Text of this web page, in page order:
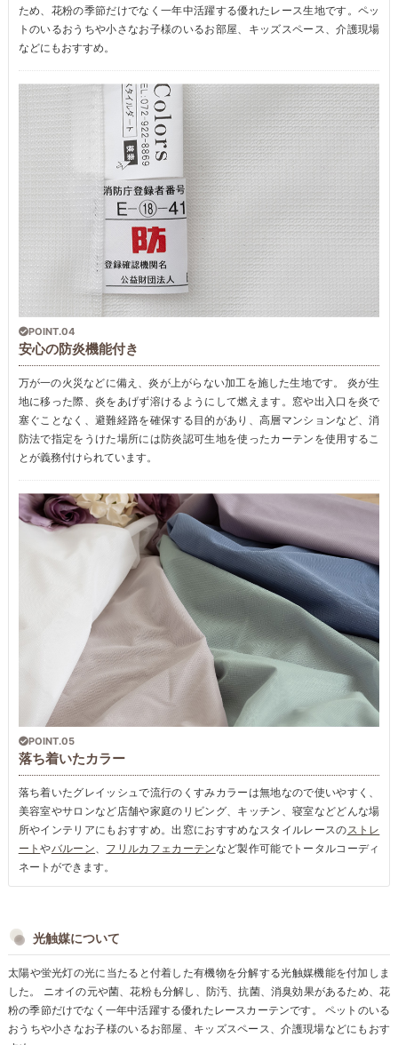
ため、花粉の季節だけでなく一年中活躍する優れたレース生地です。ペッ
トのいるおうちや小さなお子様のいるお部屋、キッズスペース、介護現場
などにもおすすめ。
POINT.04
安心の防炎機能付き
万が一の火災などに備え、炎が上がらない加工を施した生地です。 炎が生
地に移った際、炎をあげず溶けるようにして燃えます。窓や出入口を炎で
塞ぐことなく、避難経路を確保する目的があり、高層マンションなど、消
防法で指定をうけた場所には防炎認可生地を使ったカーテンを使用するこ
とが義務付けられています。
POINT.05
落ち着いたカラー
落ち着いたグレイッシュで流行のくすみカラーは無地なので使いやすく、
美容室やサロンなど店舗や家庭のリビング、キッチン、寝室などどんな場
所やインテリアにもおすすめ。出窓におすすめなスタイルレースのストレ
ートやバルーン、 フリルカフェカーテンなど製作可能でトータルコーディ
ネートができます。
光触媒について
太陽や蛍光灯の光に当たると付着した有機物を分解する光触媒機能を付加しま
した。 ニオイの元や菌、花粉も分解し、防汚、抗菌、消臭効果があるため、花
粉の季節だけでなく一年中活躍する優れたレースカーテンです。 ペットのいる
おうちや小さなお子様のいるお部屋、キッズスペース、介護現場などにもおす